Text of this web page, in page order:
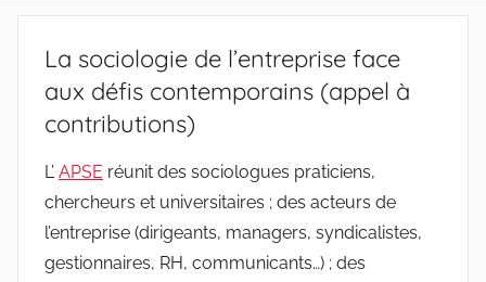
l'Association
Pour
la
Sociologie
de
:
entre
héritages
défis
La sociologie de l’entreprise face
aux défis contemporains (appel à
contributions)
L’APSE réunit des sociologues praticiens,
chercheurs et universitaires ; des acteurs de
l’entreprise (dirigeants, managers, syndicalistes,
gestionnaires, RH, communicants…) ; des